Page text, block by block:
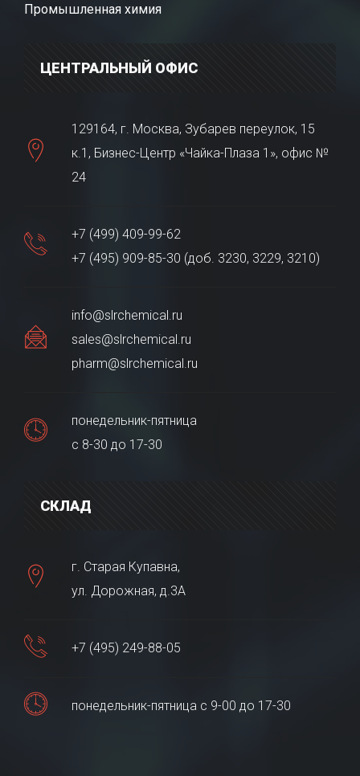
Промышленная химия
ЦЕНТРАЛЬНЫЙ ОФИС
129164, г. Москва, Зубарев переулок, 15
к.1, Бизнес-Центр «Чайка-Плаза 1», офис №
24
+7 (499) 409-99-62
+7 (495) 909-85-30 (доб. 3230, 3229, 3210)
info@slrchemical.ru
sales@slrchemical.ru
pharm@slrchemical.ru
понедельник-пятница
с 8-30 до 17-30
СКЛАД
г. Старая Купавна,
ул. Дорожная, д.3А
+7 (495) 249-88-05
понедельник-пятница с 9-00 до 17-30